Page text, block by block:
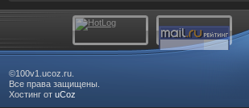
©100v1.ucoz.ru.
Все права защищены.
Хостинг от uCoz